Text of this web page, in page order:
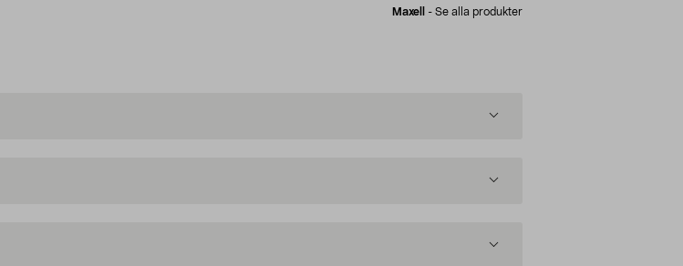
Maxell - Se alla produkter